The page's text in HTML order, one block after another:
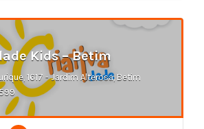
Kids – Betim
1617 - Jardim Alterosa, Betim